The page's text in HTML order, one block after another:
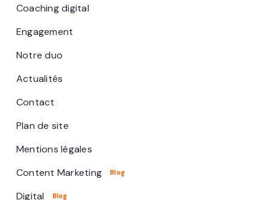
Coaching digital
Engagement
Notre duo
Actualités
Contact
Plan de site
Mentions légales
Content Marketing
Digital